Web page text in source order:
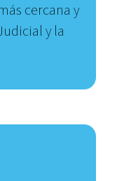
cercana y
y la